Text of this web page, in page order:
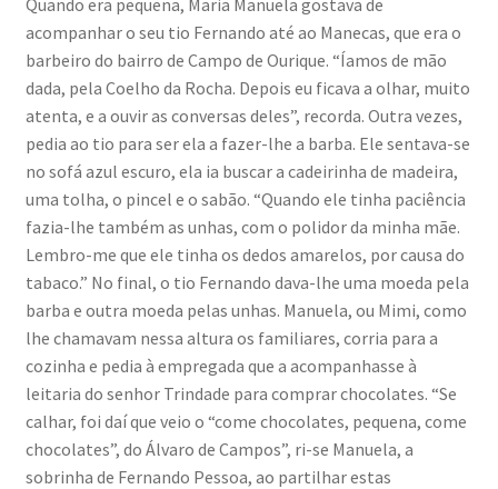
acompanhar o seu tio Fernando até ao Manecas, que era o
barbeiro do bairro de Campo de Ourique. “Íamos de mão
dada, pela Coelho da Rocha. Depois eu ficava a olhar, muito
atenta, e a ouvir as conversas deles”, recorda. Outra vezes,
pedia ao tio para ser ela a fazer-lhe a barba. Ele sentava-se
no sofá azul escuro, ela ia buscar a cadeirinha de madeira,
uma tolha, o pincel e o sabão. “Quando ele tinha paciência
fazia-lhe também as unhas, com o polidor da minha mãe.
Lembro-me que ele tinha os dedos amarelos, por causa do
tabaco.” No final, o tio Fernando dava-lhe uma moeda pela
barba e outra moeda pelas unhas. Manuela, ou Mimi, como
lhe chamavam nessa altura os familiares, corria para a
cozinha e pedia à empregada que a acompanhasse à
leitaria do senhor Trindade para comprar chocolates. “Se
calhar, foi daí que veio o “come chocolates, pequena, come
chocolates”, do Álvaro de Campos”, ri-se Manuela, a
sobrinha de Fernando Pessoa, ao partilhar estas